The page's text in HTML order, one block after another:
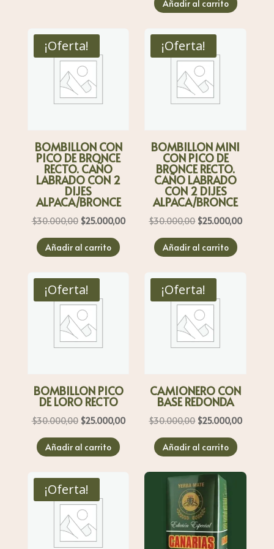
original
$30.000,00.
Añadir al carrito
¡Oferta!
BOMBILLON CON
PICO DE BRONCE
RECTO. CAÑO
LABRADO CON 2
DIJES
ALPACA/BRONCE
$30.000,00 El
precio
original
$30.000,00.
$25.000,00El
$25.000,00.
Añadir al carrito
¡Oferta!
BOMBILLON MINI
CON PICO DE
BRONCE RECTO.
CAÑO LABRADO
CON 2 DIJES
ALPACA/BRONCE
$30.000,00 El
precio
original
$30.000,00.
$25.000,00El
Añadir al carrito
¡Oferta!
BOMBILLON PICO
DE LORO RECTO
$30.000,00 El
precio
original
$30.000,00.
$25.000,00El
$25.000,00.
Añadir al carrito
¡Oferta!
CAMIONERO CON
BASE REDONDA
$30.000,00 El
precio
original
$30.000,00.
$25.000,00El
Añadir al carrito
¡Oferta!